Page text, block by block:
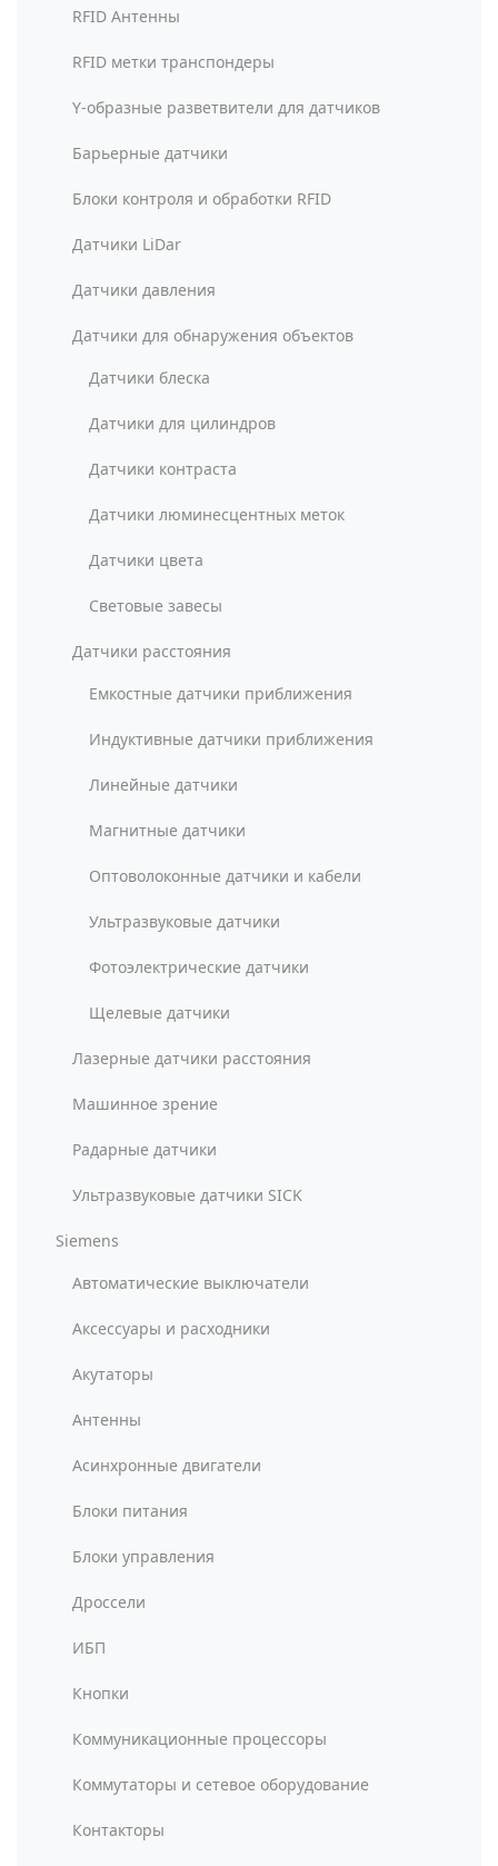
RFID Антенны
RFID метки транспондеры
Y-образные разветвители для датчиков
Барьерные датчики
Блоки контроля и обработки RFID
Датчики LiDar
Датчики давления
Датчики для обнаружения объектов
Датчики блеска
Датчики для цилиндров
Датчики контраста
Датчики люминесцентных меток
Датчики цвета
Световые завесы
Датчики расстояния
Емкостные датчики приближения
Индуктивные датчики приближения
Линейные датчики
Магнитные датчики
Оптоволоконные датчики и кабели
Ультразвуковые датчики
Фотоэлектрические датчики
Щелевые датчики
Лазерные датчики расстояния
Машинное зрение
Радарные датчики
Ультразвуковые датчики SICK
Siemens
Автоматические выключатели
Аксессуары и расходники
Акутаторы
Антенны
Асинхронные двигатели
Блоки питания
Блоки управления
Дроссели
ИБП
Кнопки
Коммуникационные процессоры
Коммутаторы и сетевое оборудование
Контакторы